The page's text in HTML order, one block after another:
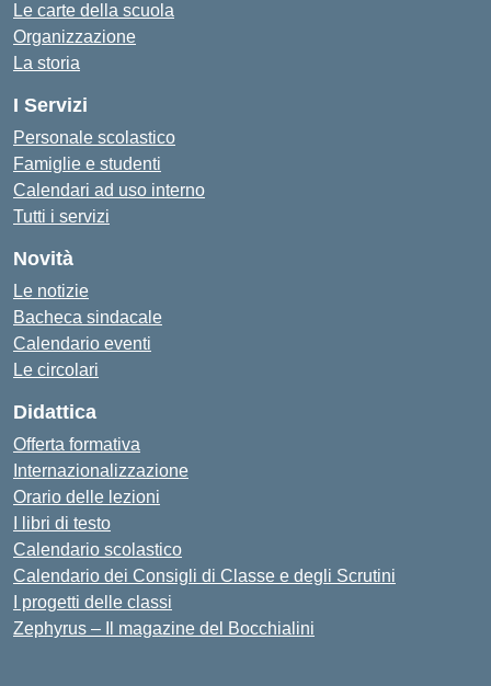
Le carte della scuola
Organizzazione
La storia
I Servizi
Personale scolastico
Famiglie e studenti
Calendari ad uso interno
Tutti i servizi
Novità
Le notizie
Bacheca sindacale
Calendario eventi
Le circolari
Didattica
Offerta formativa
Internazionalizzazione
Orario delle lezioni
I libri di testo
Calendario scolastico
Calendario dei Consigli di Classe e degli Scrutini
I progetti delle classi
Zephyrus – Il magazine del Bocchialini